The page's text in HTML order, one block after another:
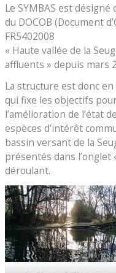
Le SYMBAS est
du DOCOB (Document
FR5402008
« Haute vallée de la
affluents » depuis mars
La structure est donc en
qui fixe les objectifs
l’amélioration de l’état
espèces d’intérêt
bassin versant de la
présentés dans l’onglet
déroulant.